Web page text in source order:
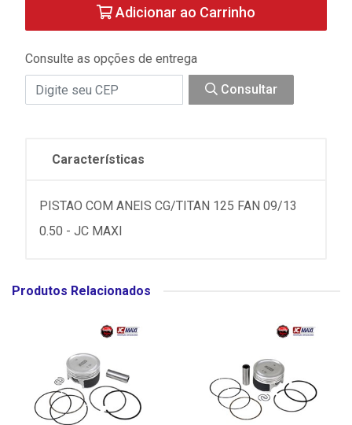
Adicionar ao Carrinho
Consulte as opções de entrega
Consultar
Características
PISTAO COM ANEIS CG/TITAN 125 FAN 09/13
0.50 - JC MAXI
Produtos Relacionados